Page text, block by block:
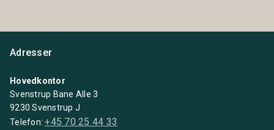
Adresser
Hovedkontor
Svenstrup Bane Alle 3
9230 Svenstrup J
Telefon:+45 70 25 44 33